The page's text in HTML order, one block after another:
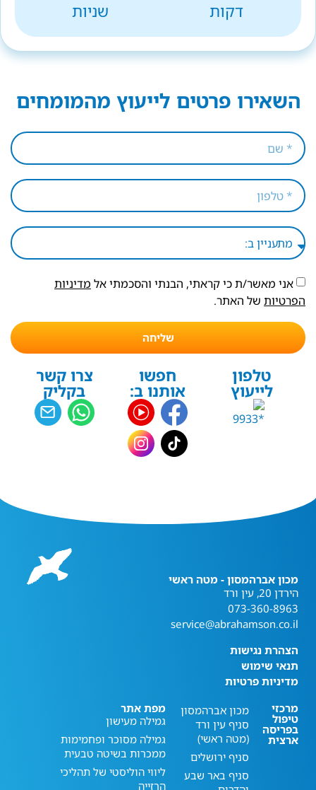
דקות
שניות
השאירו פרטים לייעוץ מהמומחים
אני מאשר/ת כי קראתי, הבנתי והסכמתי אל מדיניות
הפרטיות של האתר.
שליחה
טלפון
לייעוץ
חפשו
אותנו ב:
צרו קשר
בקליק
מכון אברהמסון - מטה ראשי
הירדן 20, עין ורד
073-360-8963
service@abrahamson.co.il
הצהרת נגישות
תנאי שימוש
מדיניות פרטיות
מרכזי
טיפול
בפריסה
ארצית
מכון אברהמסון
סניף עין ורד
(מטה ראשי)
סניף ירושלים
סניף באר שבע
מפת אתר
גמילה מעישון
גמילה מסוכר ופחמימות
ממכרות בשיטה טבעית
ליווי הוליסטי של תהליכי
הרזייה